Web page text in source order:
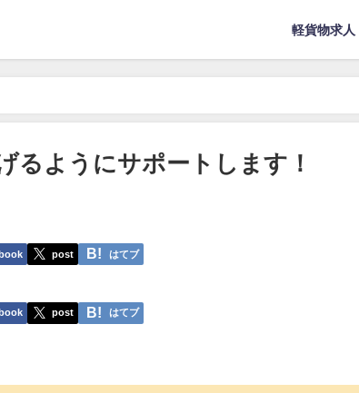
軽貨物求人
るようにサポートします！
post はてブ
post はてブ